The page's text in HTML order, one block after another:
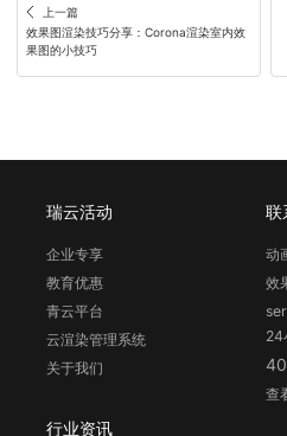
上一篇
效果图渲染技巧分享：Corona渲染室内效
果图的小技巧
瑞云活动
企业专享
教育优惠
青云平台
云渲染管理系统
关于我们
行业资讯
联
动
效
24
查